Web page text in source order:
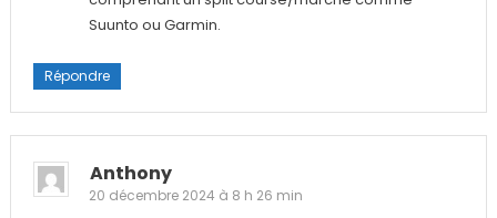
Suunto ou Garmin.
Répondre
Anthony
20 décembre 2024 à 8 h 26 min